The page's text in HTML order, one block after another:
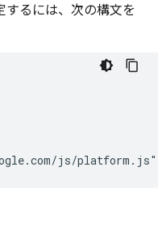
するには、次の構文を